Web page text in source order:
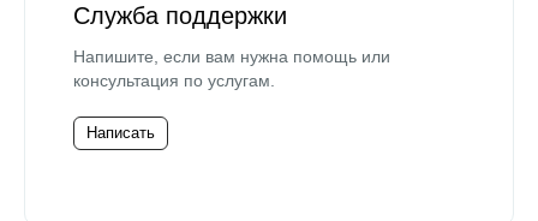
Служба поддержки
Напишите, если вам нужна помощь или
консультация по услугам.
Написать